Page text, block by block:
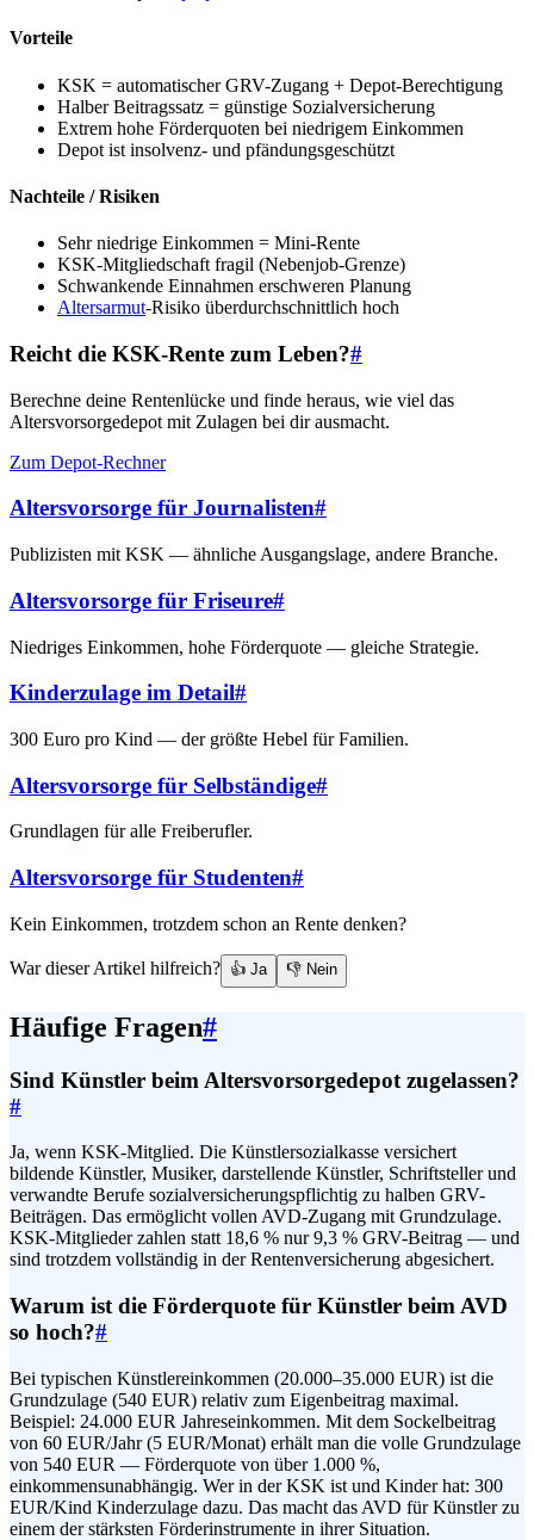
Vorteile
KSK = automatischer GRV-Zugang + Depot-Berechtigung
Halber Beitragssatz = günstige Sozialversicherung
Extrem hohe Förderquoten bei niedrigem Einkommen
Depot ist insolvenz- und pfändungsgeschützt
Nachteile / Risiken
Sehr niedrige Einkommen = Mini-Rente
KSK-Mitgliedschaft fragil (Nebenjob-Grenze)
Schwankende Einnahmen erschweren Planung
Altersarmut-Risiko überdurchschnittlich hoch
Reicht die KSK-Rente zum Leben?#
Berechne deine Rentenlücke und finde heraus, wie viel das
Altersvorsorgedepot mit Zulagen bei dir ausmacht.
Zum Depot-Rechner
Altersvorsorge für Journalisten#
Publizisten mit KSK — ähnliche Ausgangslage, andere Branche.
Altersvorsorge für Friseure#
Niedriges Einkommen, hohe Förderquote — gleiche Strategie.
Kinderzulage im Detail#
300 Euro pro Kind — der größte Hebel für Familien.
Altersvorsorge für Selbständige#
Grundlagen für alle Freiberufler.
Altersvorsorge für Studenten#
Kein Einkommen, trotzdem schon an Rente denken?
War dieser Artikel hilfreich? 👍 Ja 👎 Nein
Häufige Fragen#
Sind Künstler beim Altersvorsorgedepot zugelassen?
#
Ja, wenn KSK-Mitglied. Die Künstlersozialkasse versichert
bildende Künstler, Musiker, darstellende Künstler, Schriftsteller und
verwandte Berufe sozialversicherungspflichtig zu halben GRV-
Beiträgen. Das ermöglicht vollen AVD-Zugang mit Grundzulage.
KSK-Mitglieder zahlen statt 18,6 % nur 9,3 % GRV-Beitrag — und
sind trotzdem vollständig in der Rentenversicherung abgesichert.
Warum ist die Förderquote für Künstler beim AVD
so hoch?#
Bei typischen Künstlereinkommen (20.000–35.000 EUR) ist die
Grundzulage (540 EUR) relativ zum Eigenbeitrag maximal.
Beispiel: 24.000 EUR Jahreseinkommen. Mit dem Sockelbeitrag
von 60 EUR/Jahr (5 EUR/Monat) erhält man die volle Grundzulage
von 540 EUR — Förderquote von über 1.000 %,
einkommensunabhängig. Wer in der KSK ist und Kinder hat: 300
EUR/Kind Kinderzulage dazu. Das macht das AVD für Künstler zu
einem der stärksten Förderinstrumente in ihrer Situation.